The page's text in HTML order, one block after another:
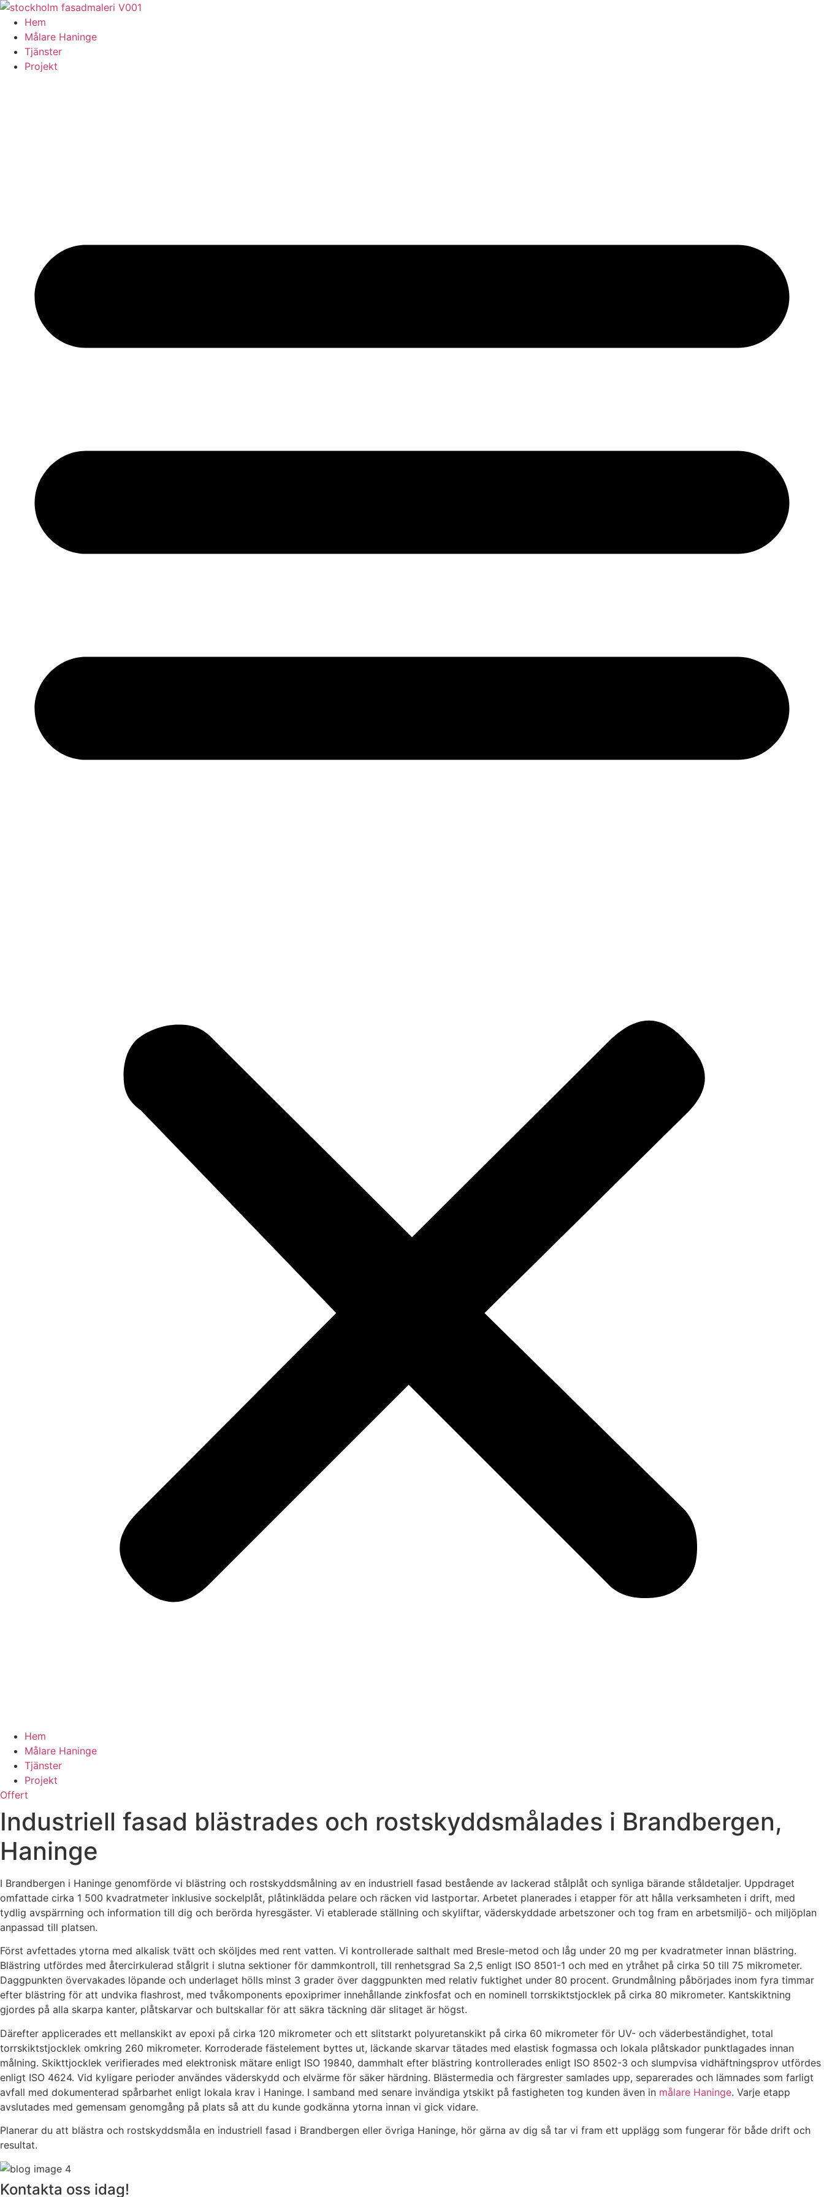
Skip
content
Hem
Målare Haninge
Tjänster
Projekt
Hem
Målare Haninge
Tjänster
Projekt
Offert
Industriell fasad blästrades och rostskyddsmålades i Brandbergen,
Haninge
I Brandbergen i Haninge genomförde vi blästring och rostskyddsmålning av en industriell fasad bestående av lackerad stålplåt och synliga bärande ståldetaljer. Uppdraget
omfattade cirka 1 500 kvadratmeter inklusive sockelplåt, plåtinklädda pelare och räcken vid lastportar. Arbetet planerades i etapper för att hålla verksamheten i drift, med
tydlig avspärrning och information till dig och berörda hyresgäster. Vi etablerade ställning och skyliftar, väderskyddade arbetszoner och tog fram en arbetsmiljö- och miljöplan
anpassad till platsen.
Först avfettades ytorna med alkalisk tvätt och sköljdes med rent vatten. Vi kontrollerade salthalt med Bresle-metod och låg under 20 mg per kvadratmeter innan blästring.
Blästring utfördes med återcirkulerad stålgrit i slutna sektioner för dammkontroll, till renhetsgrad Sa 2,5 enligt ISO 8501-1 och med en ytråhet på cirka 50 till 75 mikrometer.
Daggpunkten övervakades löpande och underlaget hölls minst 3 grader över daggpunkten med relativ fuktighet under 80 procent. Grundmålning påbörjades inom fyra timmar
efter blästring för att undvika flashrost, med tvåkomponents epoxiprimer innehållande zinkfosfat och en nominell torrskiktstjocklek på cirka 80 mikrometer. Kantskiktning
gjordes på alla skarpa kanter, plåtskarvar och bultskallar för att säkra täckning där slitaget är högst.
Därefter applicerades ett mellanskikt av epoxi på cirka 120 mikrometer och ett slitstarkt polyuretanskikt på cirka 60 mikrometer för UV- och väderbeständighet, total
torrskiktstjocklek omkring 260 mikrometer. Korroderade fästelement byttes ut, läckande skarvar tätades med elastisk fogmassa och lokala plåtskador punktlagades innan
målning. Skikttjocklek verifierades med elektronisk mätare enligt ISO 19840, dammhalt efter blästring kontrollerades enligt ISO 8502-3 och slumpvisa vidhäftningsprov utfördes
enligt ISO 4624. Vid kyligare perioder användes väderskydd och elvärme för säker härdning. Blästermedia och färgrester samlades upp, separerades och lämnades som farligt
avfall med dokumenterad spårbarhet enligt lokala krav i Haninge. I samband med senare invändiga ytskikt på fastigheten tog kunden även in målare Haninge. Varje etapp
avslutades med gemensam genomgång på plats så att du kunde godkänna ytorna innan vi gick vidare.
Planerar du att blästra och rostskyddsmåla en industriell fasad i Brandbergen eller övriga Haninge, hör gärna av dig så tar vi fram ett upplägg som fungerar för både drift och
resultat.
Kontakta oss idag!